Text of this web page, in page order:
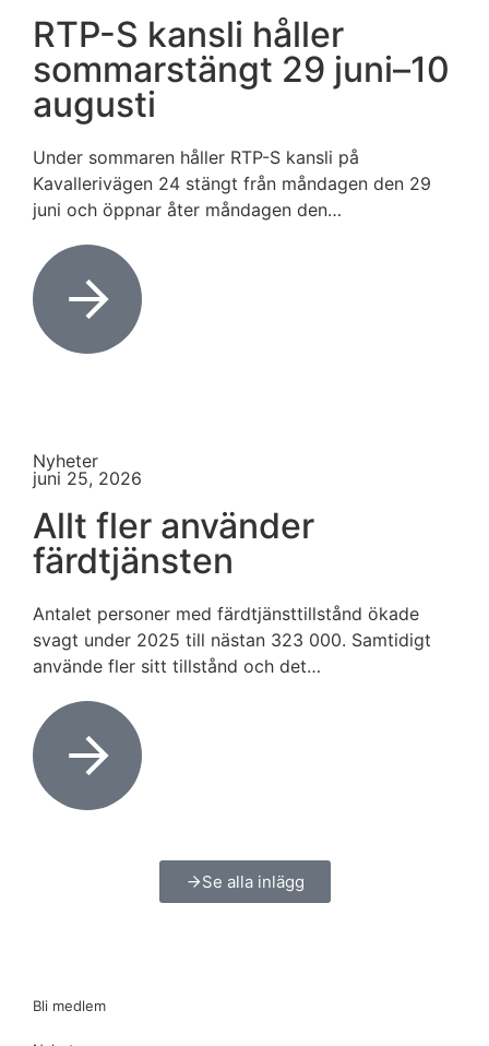
RTP-S kansli håller
sommarstängt 29 juni–10
augusti
Under sommaren håller RTP-S kansli på
Kavallerivägen 24 stängt från måndagen den 29
juni och öppnar åter måndagen den…
Nyheter
juni 25, 2026
Allt fler använder
färdtjänsten
Antalet personer med färdtjänsttillstånd ökade
svagt under 2025 till nästan 323 000. Samtidigt
använde fler sitt tillstånd och det…
Se alla inlägg
Bli medlem